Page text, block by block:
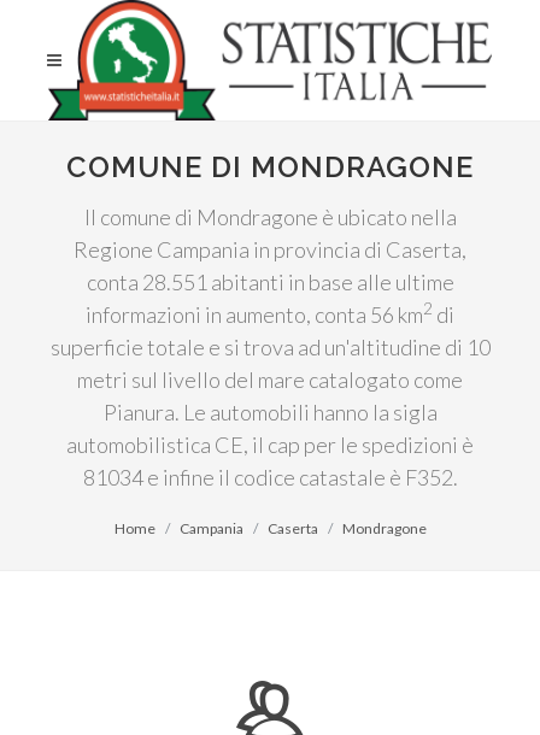
COMUNE DI MONDRAGONE
Il comune di Mondragone è ubicato nella
Regione Campania in provincia di Caserta,
conta 28.551 abitanti in base alle ultime
informazioni in aumento, conta 56 km2 di
superficie totale e si trova ad un'altitudine di 10
metri sul livello del mare catalogato come
Pianura. Le automobili hanno la sigla
automobilistica CE, il cap per le spedizioni è
81034 e infine il codice catastale è F352.
Home Campania Caserta Mondragone